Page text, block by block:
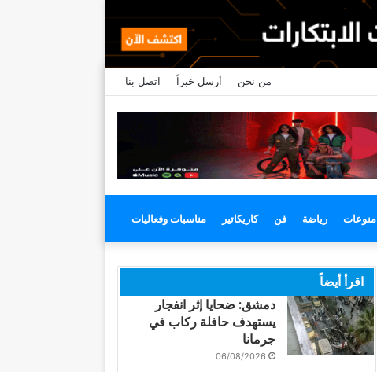
من نحن أرسل خبراً اتصل بنا
منوعات رياضة فن كاريكاتير مناسبات وفعاليات
اقرأ أيضاً
دمشق: ضحايا إثر انفجار
يستهدف حافلة ركاب في
جرمانا
06/08/2026